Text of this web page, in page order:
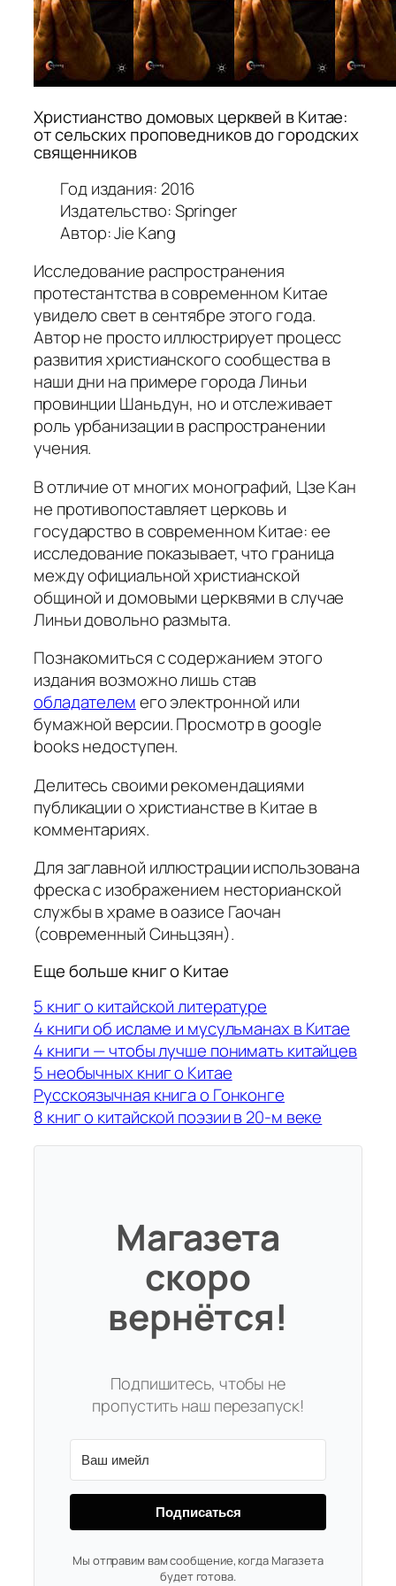
Христианство домовых церквей в Китае:
от сельских проповедников до городских
священников
Год издания: 2016
Издательство: Springer
Автор: Jie Kang
Исследование распространения
протестантства в современном Китае
увидело свет в сентябре этого года.
Автор не просто иллюстрирует процесс
развития христианского сообщества в
наши дни на примере города Линьи
провинции Шаньдун, но и отслеживает
роль урбанизации в распространении
учения.
В отличие от многих монографий, Цзе Кан
не противопоставляет церковь и
государство в современном Китае: ее
исследование показывает, что граница
между официальной христианской
общиной и домовыми церквями в случае
Линьи довольно размыта.
Познакомиться с содержанием этого
издания возможно лишь став
обладателемего электронной или
бумажной версии. Просмотр в google
books недоступен.
Делитесь своими рекомендациями
публикации о христианстве в Китае в
комментариях.
Для заглавной иллюстрации использована
фреска с изображением несторианской
службы в храме в оазисе Гаочан
(современный Синьцзян).
Еще больше книг о Китае
5 книг о китайской литературе
4 книги об исламе и мусульманах в Китае
4 книги — чтобы лучше понимать китайцев
5 необычных книг о Китае
Русскоязычная книга о Гонконге
8 книг о китайской поэзии в 20-м веке
Магазета
скоро
вернётся!
Подпишитесь, чтобы не
пропустить наш перезапуск!
Подписаться
Мы отправим вам сообщение, когда Магазета
будет готова.